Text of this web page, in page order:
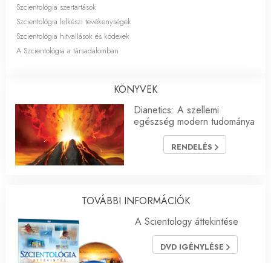
Szcientológia szertartások
Szcientológia lelkészi tevékenységek
Szcientológia hitvallások és kódexek
A Szcientológia a társadalomban
KÖNYVEK
Dianetics: A szellemi
egészség modern tudománya
RENDELÉS
TOVÁBBI INFORMÁCIÓK
A Scientology áttekintése
DVD IGÉNYLÉSE